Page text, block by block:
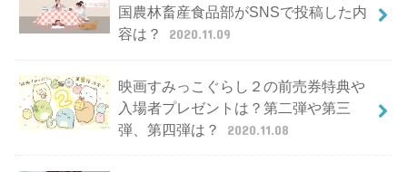
国農林畜産食品部がSNSで投稿した内
容は？
2020.11.09
映画すみっこぐらし２の前売券特典や
入場者プレゼントは？第二弾や第三
弾、第四弾は？
2020.11.08